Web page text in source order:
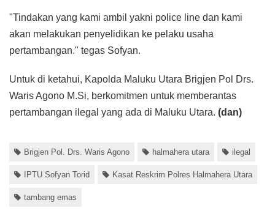
"Tindakan yang kami ambil yakni police line dan kami
akan melakukan penyelidikan ke pelaku usaha
pertambangan." tegas Sofyan.
Untuk di ketahui, Kapolda Maluku Utara Brigjen Pol Drs.
Waris Agono M.Si, berkomitmen untuk memberantas
pertambangan ilegal yang ada di Maluku Utara. (dan)
Brigjen Pol. Drs. Waris Agono halmahera utara ilegal
IPTU Sofyan Torid Kasat Reskrim Polres Halmahera Utara
tambang emas